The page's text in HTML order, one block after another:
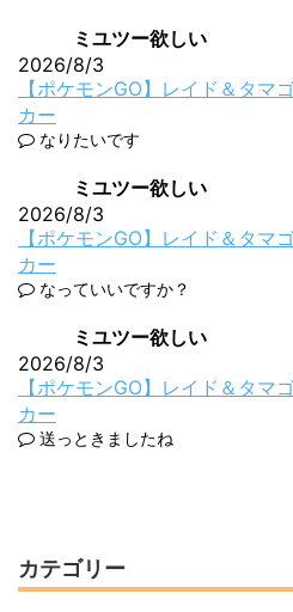
ミユツー欲しい
2026/8/3
【ポケモンGO】レイド＆タマ
カー
なりたいです
ミユツー欲しい
2026/8/3
【ポケモンGO】レイド＆タマ
カー
なっていいですか？
ミユツー欲しい
2026/8/3
【ポケモンGO】レイド＆タマ
カー
送っときましたね
カテゴリー